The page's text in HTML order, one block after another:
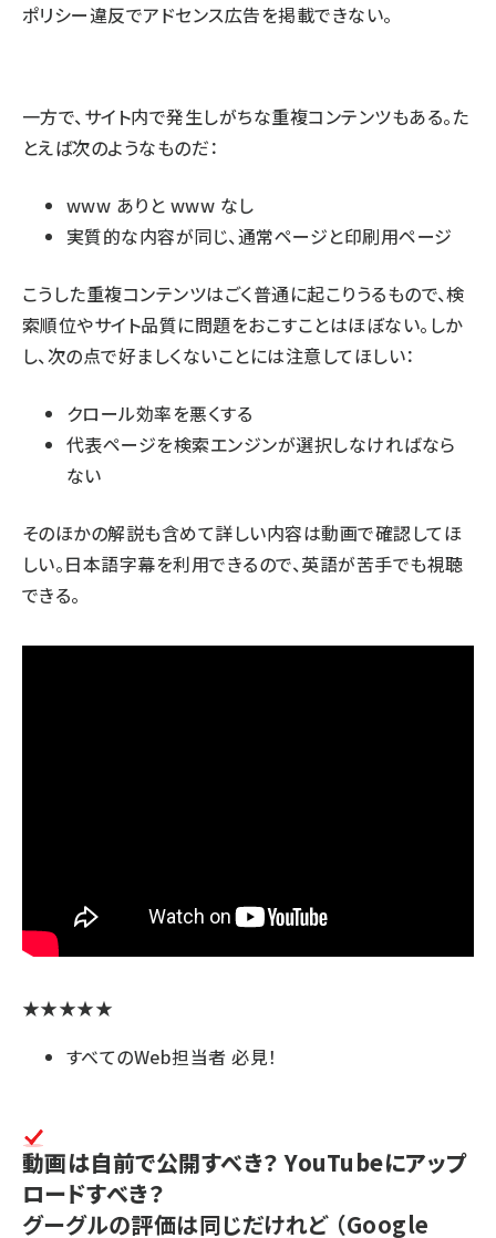
ポリシー違反でアドセンス広告を掲載できない。
一方で、サイト内で発生しがちな重複コンテンツもある。た
とえば次のようなものだ：
www ありと www なし
実質的な内容が同じ、通常ページと印刷用ページ
こうした重複コンテンツはごく普通に起こりうるもので、検
索順位やサイト品質に問題をおこすことはほぼない。しか
し、次の点で好ましくないことには注意してほしい：
クロール効率を悪くする
代表ページを検索エンジンが選択しなければなら
ない
そのほかの解説も含めて詳しい内容は動画で確認してほ
しい。日本語字幕を利用できるので、英語が苦手でも視聴
できる。
★★★★★
すべてのWeb担当者 必見！
動画は自前で公開すべき？ YouTubeにアップ
ロードすべき？
グーグルの評価は同じだけれど（Google